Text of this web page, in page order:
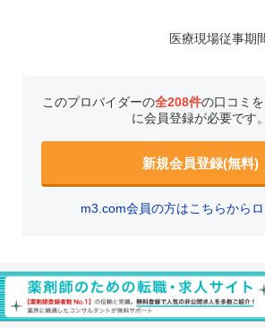
医療現場従事期
このプロバイダーの全208件の口コミ
に会員登録が必要です。
新規会員登録(無料)
m3.com会員の方はこちらから